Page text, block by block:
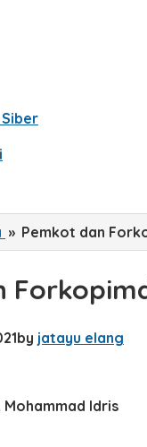
» Pemkot dan
by jatayu elang
Idris